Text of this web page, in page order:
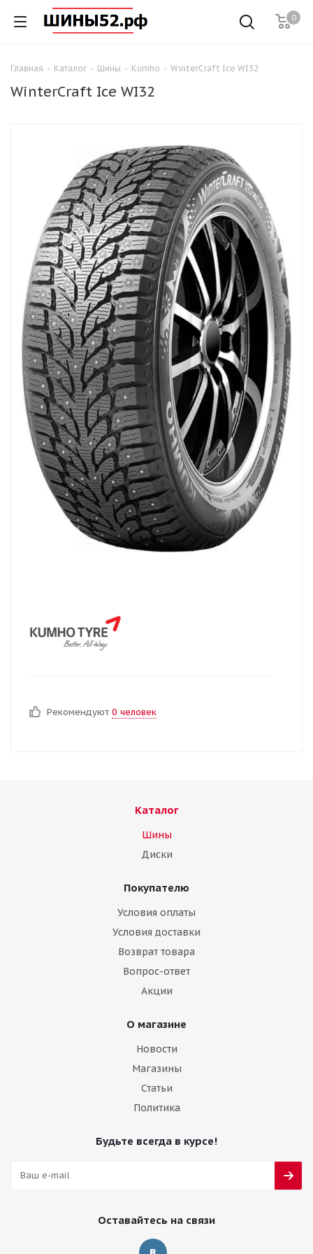
0
Главная - Каталог - Шины - Kumho - WinterCraft Ice WI32
WinterCraft Ice WI32
Рекомендуют 0 человек
Каталог
Шины
Диски
Покупателю
Условия оплаты
Условия доставки
Возврат товара
Вопрос-ответ
Акции
О магазине
Новости
Магазины
Статьи
Политика
Будьте всегда в курсе!
Оставайтесь на связи